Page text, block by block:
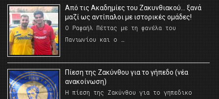
Από τις Ακαδημίες του Ζακυνθιακού… ξανά
μαζί ως αντίπαλοι με ιστορικές ομάδες!
Ο Ραφαήλ Πέττας με τη φανέλα του
Πανιωνίου και ο …
Πίεση της Ζακύνθου για το γήπεδο (νέα
ανακοίνωση)
Η πίεση της Ζακύνθου για το γηπεδικο